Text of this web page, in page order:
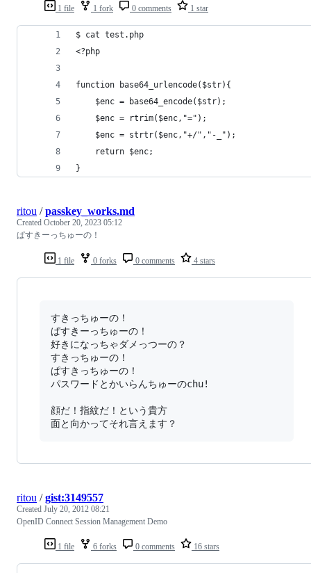
1 file 1 fork 0 comments 1 star
$ cat test.php
<?php
function base64_urlencode($str){
    $enc = base64_encode($str);
    $enc = rtrim($enc,"=");
    $enc = strtr($enc,"+/","-_");
    return $enc;
}
1 file 0 forks 0 comments 4 stars
ritou /passkey_works.md
Created October 20, 2023 05:12
ぱすきーっちゅーの！
すきっちゅーの！
ぱすきーっちゅーの！
好きになっちゃダメっつーの？
すきっちゅーの！
ぱすきっちゅーの！
パスワードとかいらんちゅーのchu!
顔だ！指紋だ！という貴方
1 file 6 forks 0 comments 16 stars
ritou /gist:3149557
Created July 20, 2012 08:21
OpenID Connect Session Management Demo